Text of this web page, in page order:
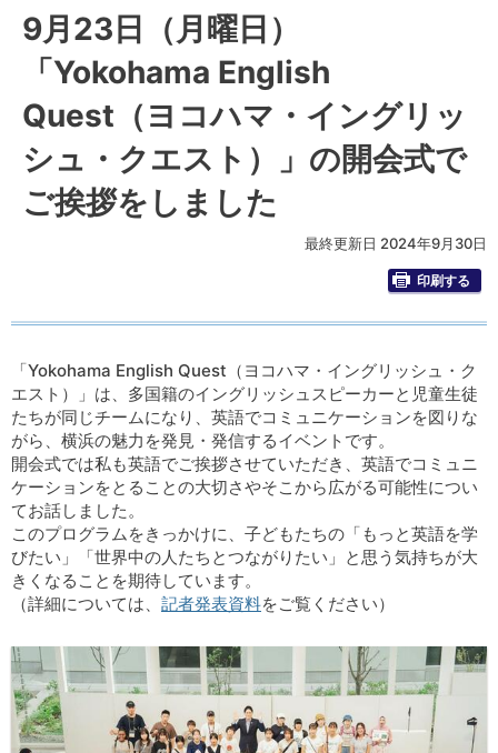
フォトダイアリー 2024年9月
9月23日（月曜日）「Yokohama English Quest（ヨコハマ・
イングリッシュ・クエスト）」の開会式でご挨拶をしました
9月23日（月曜日）
「Yokohama English
Quest（ヨコハマ・イングリッ
シュ・クエスト）」の開会式で
ご挨拶をしました
最終更新日 2024年9月30日
印刷する
「Yokohama English Quest（ヨコハマ・イングリッシュ・ク
エスト）」は、多国籍のイングリッシュスピーカーと児童生徒
たちが同じチームになり、英語でコミュニケーションを図りな
がら、横浜の魅力を発見・発信するイベントです。
開会式では私も英語でご挨拶させていただき、英語でコミュニ
ケーションをとることの大切さやそこから広がる可能性につい
てお話しました。
このプログラムをきっかけに、子どもたちの「もっと英語を学
びたい」「世界中の人たちとつながりたい」と思う気持ちが大
きくなることを期待しています。
（詳細については、 記者発表資料をご覧ください）